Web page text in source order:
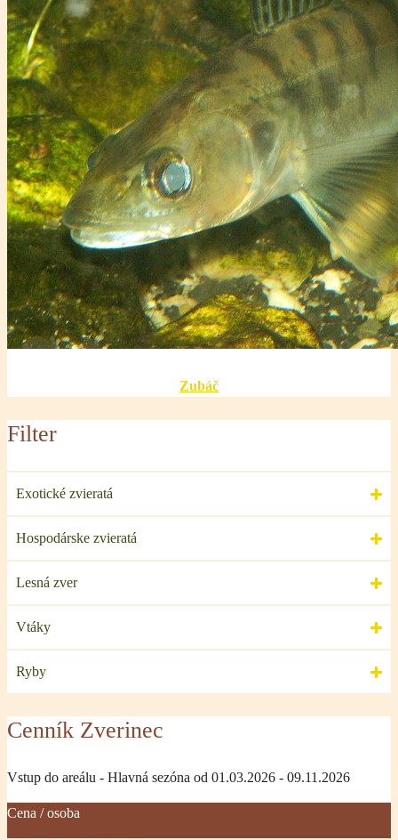
Zubáč
Filter
Exotické zvieratá
Hospodárske zvieratá
Lesná zver
Vtáky
Ryby
Cenník Zverinec
Vstup do areálu - Hlavná sezóna od 01.03.2026 - 09.11.2026
Cena / osoba